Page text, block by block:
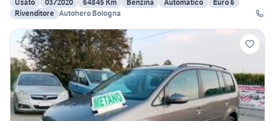
Usato
03/2020 64845 Km Benzina Automatico
Euro 6
Rivenditore Autohero Bologna